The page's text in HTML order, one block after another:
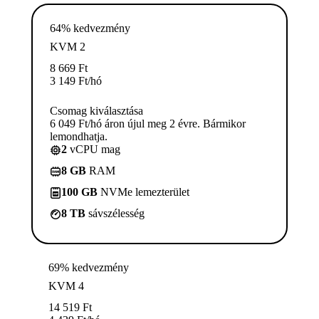
64% kedvezmény
KVM 2
8 669 Ft
3 149 Ft/hó
Csomag kiválasztása
6 049 Ft/hó áron újul meg 2 évre. Bármikor
lemondhatja.
2 vCPU mag
8 GB RAM
100 GB NVMe lemezterület
8 TB sávszélesség
69% kedvezmény
KVM 4
14 519 Ft